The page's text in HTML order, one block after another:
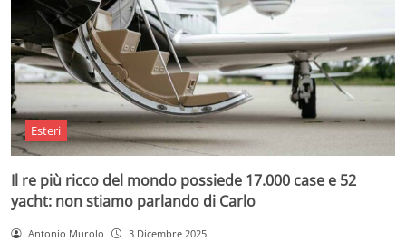
Esteri
Il re più ricco del mondo possiede 17.000 case e 52
yacht: non stiamo parlando di Carlo
Antonio Murolo 3 Dicembre 2025